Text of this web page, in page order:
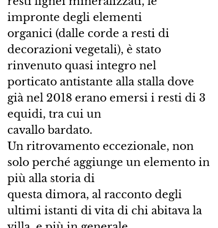
impronte degli elementi
organici (dalle corde a resti di
decorazioni vegetali), è stato
rinvenuto quasi integro nel
porticato antistante alla stalla dove
già nel 2018 erano emersi i resti di 3
equidi, tra cui un
cavallo bardato.
Un ritrovamento eccezionale, non
solo perché aggiunge un elemento in
più alla storia di
questa dimora, al racconto degli
ultimi istanti di vita di chi abitava la